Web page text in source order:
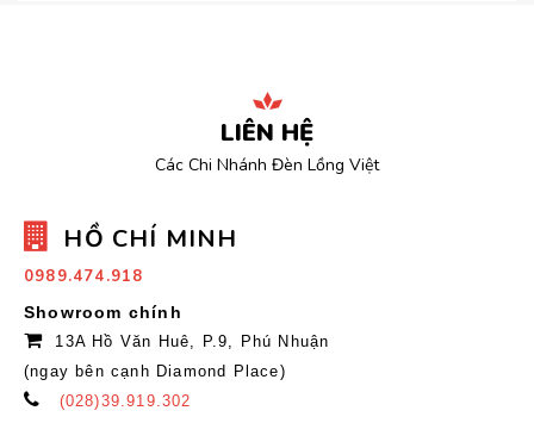
LIÊN HỆ
Các Chi Nhánh Đèn Lồng Việt
HỒ CHÍ MINH
0989.474.918
Showroom chính
13A Hồ Văn Huê, P.9, Phú Nhuận
(ngay bên cạnh Diamond Place)
(028)39.919.302